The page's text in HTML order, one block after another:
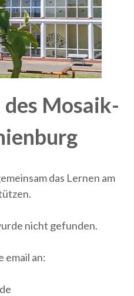
Mosaik-
das Lernen am
nicht gefunden.
email an: